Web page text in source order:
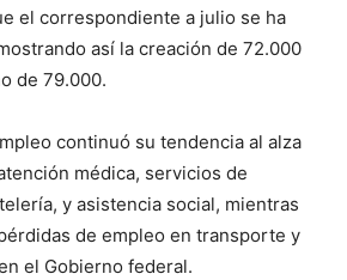
el correspondiente a julio se ha
así la creación de 72.000
de 79.000.
continuó su tendencia al alza
médica, servicios de
y asistencia social, mientras
de empleo en transporte y
el Gobierno federal.